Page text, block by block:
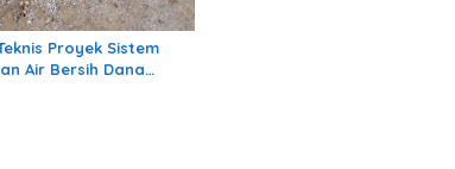
Proyek Sistem
Air Bersih Dana